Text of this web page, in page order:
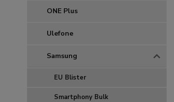
ONE Plus
Ulefone
Samsung
EU Blister
Smartphony Bulk